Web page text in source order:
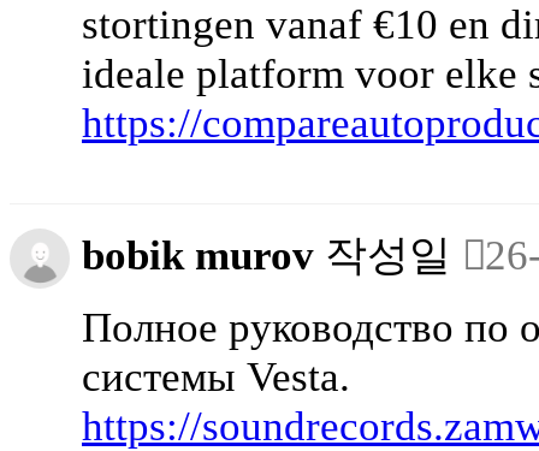
stortingen vanaf €10 en
ideale platform voor elke
https://
bobik murov 작성일
Полное руководство по
системы Vesta.
https://